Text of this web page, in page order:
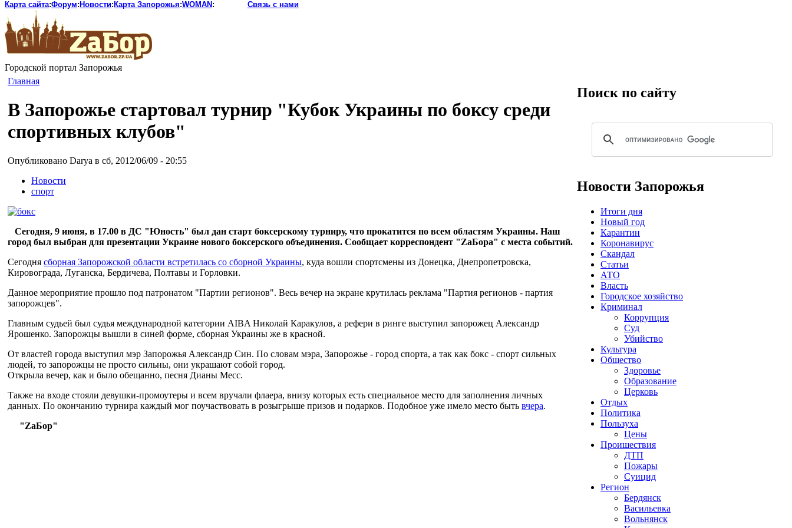
Карта сайта:Форум: Новости: Карта Запорожья:WOMAN : Связь с нами
Городской портал Запорожья
Главная
В Запорожье стартовал турнир "Кубок Украины по боксу среди
спортивных клубов"
Опубликовано Darya в сб, 2012/06/09 - 20:55
Новости
спорт
Сегодня, 9 июня, в 17.00 в ДС "Юность" был дан старт боксерскому турниру, что прокатится по всем областям Украины. Наш
город был выбран для презентации Украине нового боксерского объединения. Сообщает корреспондент "ZaБора" с места событий.
Сегодня сборная Запорожской области встретилась со сборной Украины, куда вошли спортсмены из Донецка, Днепропетровска,
Кировограда, Луганска, Бердичева, Полтавы и Горловки.
Данное мероприятие прошло под патронатом "Партии регионов". Весь вечер на экране крутилась реклама "Партия регионов - партия
запорожцев".
Главным судьей был судья международной категории AIBA Николай Каракулов, а рефери в ринге выступил запорожец Александр
Ярошенко. Запорожцы вышли в синей форме, сборная Украины же в красной.
От властей города выступил мэр Запорожья Александр Син. По словам мэра, Запорожье - город спорта, а так как бокс - спорт сильных
людей, то запорожцы не просто сильны, они украшают собой город.
Открыла вечер, как и было обещанно, песня Дианы Месс.
Также на входе стояли девушки-промоутеры и всем вручали флаера, внизу которых есть специальное место для заполнения личных
данных. По окончанию турнира каждый мог поучаствовать в розыгрыше призов и подарков. Подобное уже имело место быть вчера.
"ZaБор"
Поиск по сайту
Новости Запорожья
Итоги дня
Новый год
Карантин
Коронавирус
Скандал
Статьи
АТО
Власть
Городское хозяйство
Криминал
Коррупция
Суд
Убийство
Культура
Общество
Здоровье
Образование
Церковь
Отдых
Политика
Пользуха
Цены
Проишествия
ДТП
Пожары
Суицид
Регион
Бердянск
Васильевка
Вольнянск